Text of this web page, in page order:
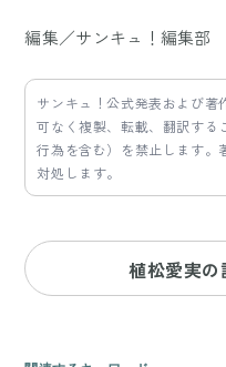
編集／サンキュ！編集部
サンキュ！公式発表および著
可なく複製、転載、翻訳する
行為を含む）を禁止します。
対処します。
植松愛実の